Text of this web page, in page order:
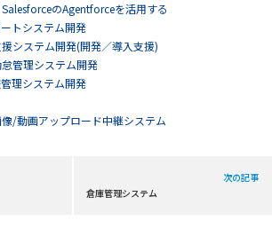
のAgentforceを活用する
トシステム開発
システム開発(開発／導入支援)
管理システム開発
理システム開発
/動画アップロード中継システム
次の記事
倉庫管理システム